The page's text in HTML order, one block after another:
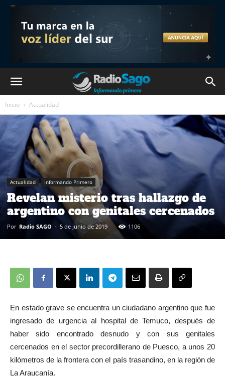
Inicio Actualidad
Actualidad Informando Primero
Revelan misterio tras hallazgo de
argentino con genitales cercenados
Por Radio SAGO - 5 de junio de 2019 1106
En estado grave se encuentra un ciudadano argentino que fue
ingresado de urgencia al hospital de Temuco, después de
haber sido encontrado desnudo y con sus genitales
cercenados en el sector precordillerano de Puesco, a unos 20
kilómetros de la frontera con el país trasandino, en la región de
La Araucanía.